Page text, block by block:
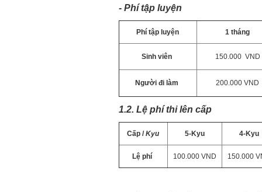
- Phí tập luyện
Phí tập luyện 1 tháng
Sinh viên 150.000 VND
Người đi làm 200.000 VND
1.2. Lệ phí thi lên cấp
Cấp /Kyu 5-Kyu 4-Kyu
Lệ phí 100.000 VND 150.000